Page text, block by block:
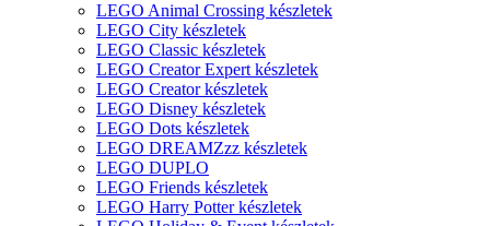
LEGO Animal Crossing készletek
LEGO City készletek
LEGO Classic készletek
LEGO Creator Expert készletek
LEGO Creator készletek
LEGO Disney készletek
LEGO Dots készletek
LEGO DREAMZzz készletek
LEGO DUPLO
LEGO Friends készletek
LEGO Harry Potter készletek